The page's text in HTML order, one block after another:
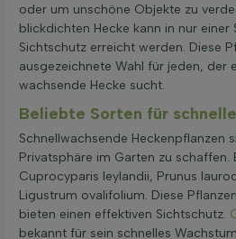
oder um unschöne Objekte zu
blickdichten Hecke kann in nur einer
Sichtschutz erreicht werden. Diese
ausgezeichnete Wahl für jeden, der
wachsende Hecke sucht.
Beliebte Sorten für
Schnellwachsende Heckenpflanzen
Privatsphäre im Garten zu schaffen.
Cuprocyparis leylandii, Prunus
Ligustrum ovalifolium. Diese
bieten einen effektiven Sichtschutz.
bekannt für sein schnelles